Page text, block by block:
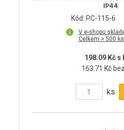
IP44
Kód: PC-115-6
V e-shopu
Celkem > 500 ks
198.09 Kč s
163.71 Kč
ks